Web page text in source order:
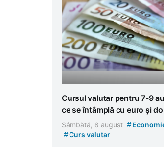
Cursul valutar pentru 7-9
ce se întâmplă cu euro și
Sâmbătă, 8 august #
#Curs valutar